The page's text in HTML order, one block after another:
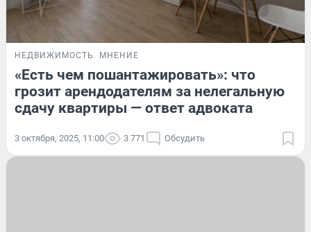
НЕДВИЖИМОСТЬ МНЕНИЕ
«Есть чем пошантажировать»: что
грозит арендодателям за нелегальную
сдачу квартиры — ответ адвоката
3 октября, 2025, 11:00 3 771 Обсудить